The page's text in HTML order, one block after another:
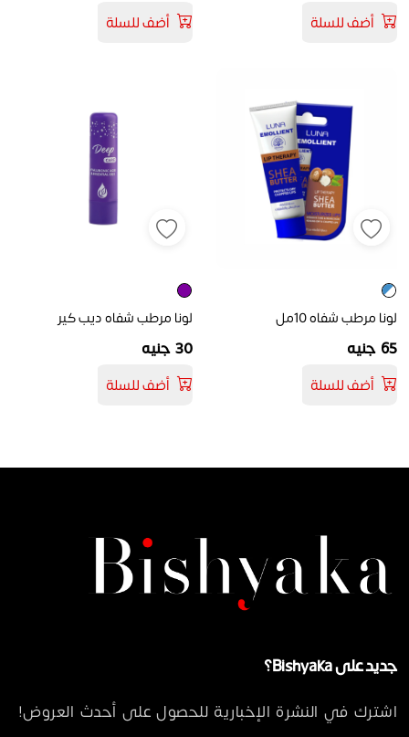
أضف للسلة أضف للسلة
لونا مرطب شفاه 10مل
65 جنيه
أضف للسلة
لونا مرطب شفاه ديب كير
30 جنيه
أضف للسلة
جديد على Bishyaka؟
اشترك في النشرة الإخبارية للحصول على أحدث العروض!